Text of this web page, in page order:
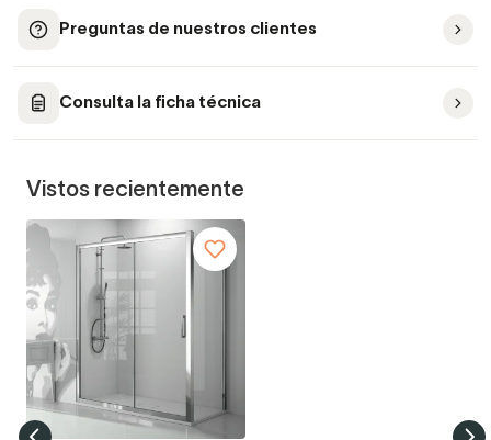
Preguntas de nuestros clientes
Consulta la ficha técnica
Vistos recientemente